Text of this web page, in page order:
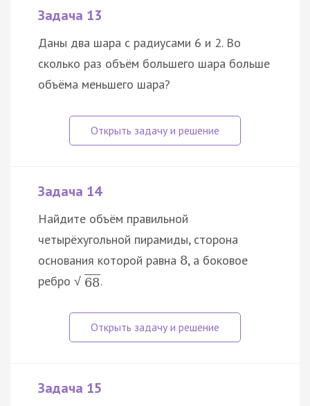
Задача 13
Даны два шара с радиусами 6 и 2. Во
сколько раз объём большего шара больше
объёма меньшего шара?
Задача 14
Найдите объём правильной
четырёхугольной пирамиды, сторона
основания которой равна 8, а боковое
ребро √ 68.
Задача 15